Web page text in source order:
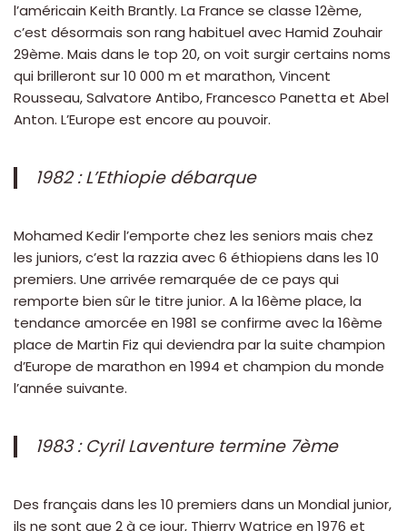
l’américain Keith Brantly. La France se classe 12ème,
c’est désormais son rang habituel avec Hamid Zouhair
29ème. Mais dans le top 20, on voit surgir certains noms
qui brilleront sur 10 000 m et marathon, Vincent
Rousseau, Salvatore Antibo, Francesco Panetta et Abel
Anton. L’Europe est encore au pouvoir.
1982 : L’Ethiopie débarque
Mohamed Kedir l’emporte chez les seniors mais chez
les juniors, c’est la razzia avec 6 éthiopiens dans les 10
premiers. Une arrivée remarquée de ce pays qui
remporte bien sûr le titre junior. A la 16ème place, la
tendance amorcée en 1981 se confirme avec la 16ème
place de Martin Fiz qui deviendra par la suite champion
d’Europe de marathon en 1994 et champion du monde
l’année suivante.
1983 : Cyril Laventure termine 7ème
Des français dans les 10 premiers dans un Mondial junior,
ils ne sont que 2 à ce jour, Thierry Watrice en 1976 et